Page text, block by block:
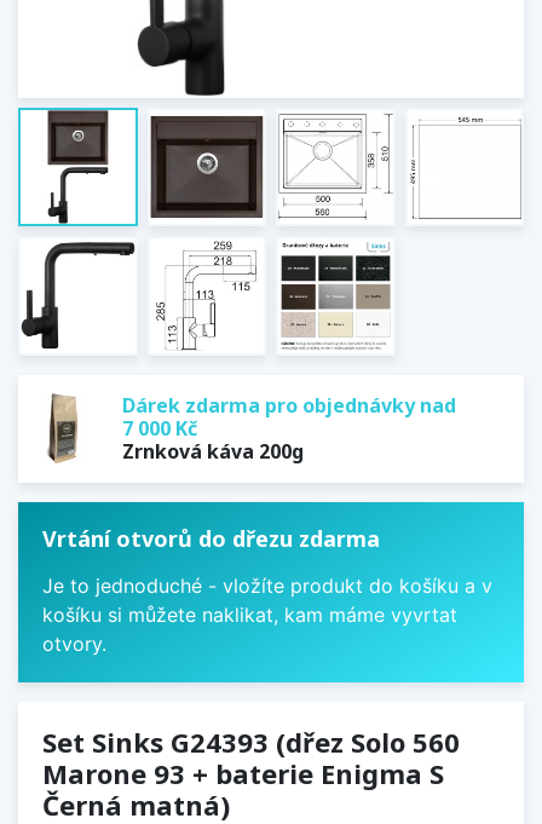
Dárek zdarma pro objednávky nad
7 000 Kč
Zrnková káva 200g
Vrtání otvorů do dřezu zdarma
Je to jednoduché - vložíte produkt do košíku a v
košíku si můžete naklikat, kam máme vyvrtat
otvory.
Set Sinks G24393 (dřez Solo 560
Marone 93 + baterie Enigma S
Černá matná)